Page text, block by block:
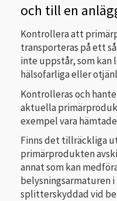
och till en
Kontrollera att
transporteras på ett
inte uppstår, som
hälsofarliga eller
Kontrolleras och
aktuella
exempel vara
Finns det tillräckliga
primärprodukten
annat som kan
belysningsarmaturen
splitterskyddad vid